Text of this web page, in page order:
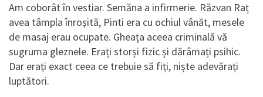
Am coborât în vestiar. Semăna a infirmerie. Răzvan Raț
avea tâmpla înroșită, Pinti era cu ochiul vânăt, mesele
de masaj erau ocupate. Gheața aceea criminală vă
sugruma gleznele. Erați storși fizic și dărâmați psihic.
Dar erați exact ceea ce trebuie să fiți, niște adevărați
luptători.